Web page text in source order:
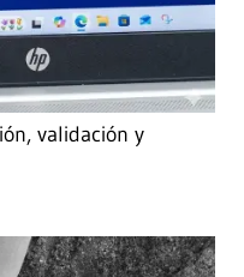
validación y